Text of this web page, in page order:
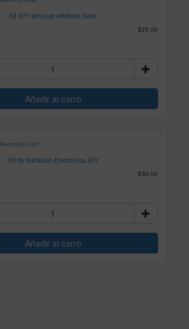
Kit DIY vehículo eléctrico Solar
$25.00
Kit de Iniciación Electrónica DIY
$30.00